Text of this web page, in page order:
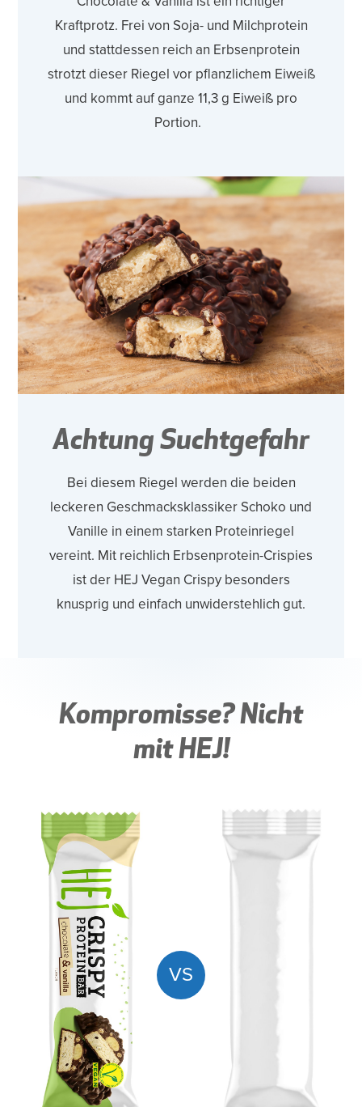
Kraftprotz. Frei von Soja- und Milchprotein
und stattdessen reich an Erbsenprotein
strotzt dieser Riegel vor pflanzlichem Eiweiß
und kommt auf ganze 11,3 g Eiweiß pro
Portion.
Achtung Suchtgefahr
Bei diesem Riegel werden die beiden
leckeren Geschmacksklassiker Schoko und
Vanille in einem starken Proteinriegel
vereint. Mit reichlich Erbsenprotein-Crispies
ist der HEJ Vegan Crispy besonders
knusprig und einfach unwiderstehlich gut.
Kompromisse? Nicht
mit HEJ!